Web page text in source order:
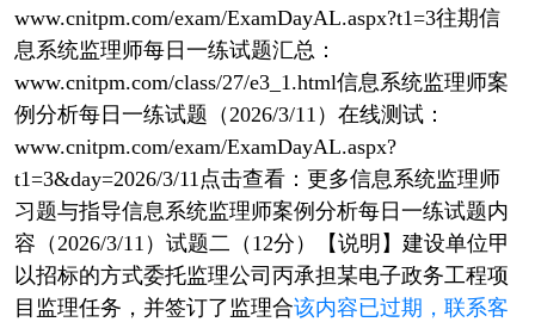
www.cnitpm.com/exam/ExamDayAL.aspx?t1=3往期信
息系统监理师每日一练试题汇总：
www.cnitpm.com/class/27/e3_1.html信息系统监理师案
例分析每日一练试题（2026/3/11）在线测试：
www.cnitpm.com/exam/ExamDayAL.aspx?
t1=3&day=2026/3/11点击查看：更多信息系统监理师
习题与指导信息系统监理师案例分析每日一练试题内
容（2026/3/11）试题二（12分）【说明】建设单位甲
以招标的方式委托监理公司丙承担某电子政务工程项
目监理任务，并签订了监理合该内容已过期，联系客